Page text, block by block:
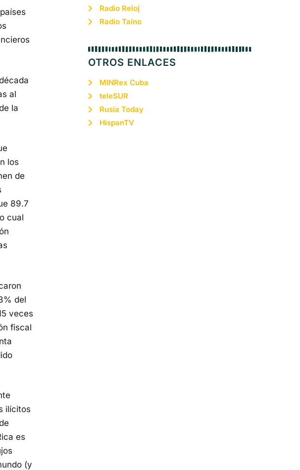
al
la
los
de
89.7
cual
del
veces
fiscal
ilícitos
es
(y
Radio Reloj
Radio Taíno
OTROS ENLACES
MINRex Cuba
teleSUR
Rusia Today
HispanTV